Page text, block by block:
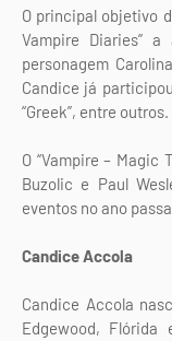
O principal objetivo
Vampire Diaries”
personagem
Candice já
“Greek”, entre outros.
O “Vampire – Magic
Buzolic e Paul
eventos no ano
Candice Accola
Candice Accola
Edgewood, Flórida